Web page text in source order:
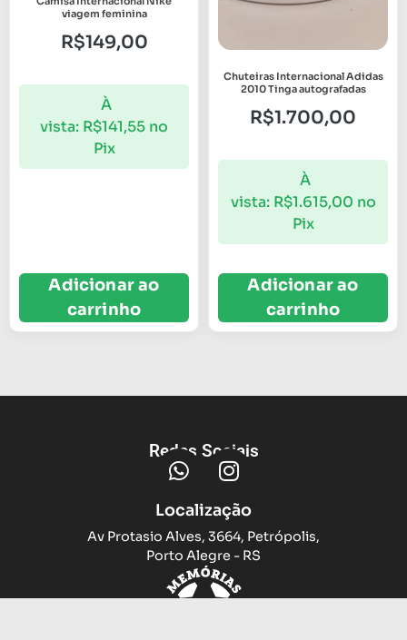
viagem feminina
R$149,00
À
vista: R$141,55 no
Pix
Adicionar ao
carrinho
Chuteiras Internacional Adidas
2010 Tinga autografadas
R$1.700,00
À
vista: R$1.615,00 no
Pix
Adicionar ao
carrinho
Redes Sociais
Localização
Av Protasio Alves, 3664, Petrópolis,
Porto Alegre - RS